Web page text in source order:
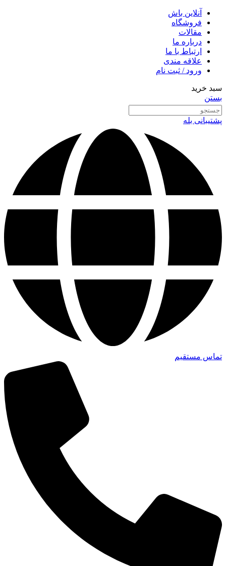
آنلاین باش
فروشگاه
مقالات
درباره ما
ارتباط با ما
علاقه مندی
ورود / ثبت نام
سبد خرید
بستن
پشتیبانی بله
تماس مستقیم